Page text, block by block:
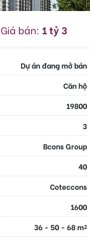
Giá bán: 1 tỷ 3
Dự án đang mở bán
Căn hộ
19800
3
Bcons Group
40
Coteccons
1600
36 - 50 - 68 m2